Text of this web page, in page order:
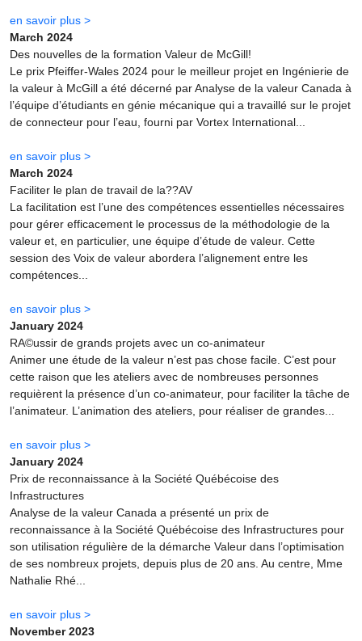
en savoir plus >
March 2024
Des nouvelles de la formation Valeur de McGill!
Le prix Pfeiffer-Wales 2024 pour le meilleur projet en Ingénierie de
la valeur à McGill a été décerné par Analyse de la valeur Canada à
l’équipe d’étudiants en génie mécanique qui a travaillé sur le projet
de connecteur pour l’eau, fourni par Vortex International...
en savoir plus >
March 2024
Faciliter le plan de travail de la??AV
La facilitation est l’une des compétences essentielles nécessaires
pour gérer efficacement le processus de la méthodologie de la
valeur et, en particulier, une équipe d’étude de valeur. Cette
session des Voix de valeur abordera l’alignement entre les
compétences...
en savoir plus >
January 2024
RA©ussir de grands projets avec un co-animateur
Animer une étude de la valeur n’est pas chose facile. C’est pour
cette raison que les ateliers avec de nombreuses personnes
requièrent la présence d’un co-animateur, pour faciliter la tâche de
l’animateur. L’animation des ateliers, pour réaliser de grandes...
en savoir plus >
January 2024
Prix de reconnaissance à la Société Québécoise des
Infrastructures
Analyse de la valeur Canada a présenté un prix de
reconnaissance à la Société Québécoise des Infrastructures pour
son utilisation régulière de la démarche Valeur dans l’optimisation
de ses nombreux projets, depuis plus de 20 ans. Au centre, Mme
Nathalie Rhé...
en savoir plus >
November 2023